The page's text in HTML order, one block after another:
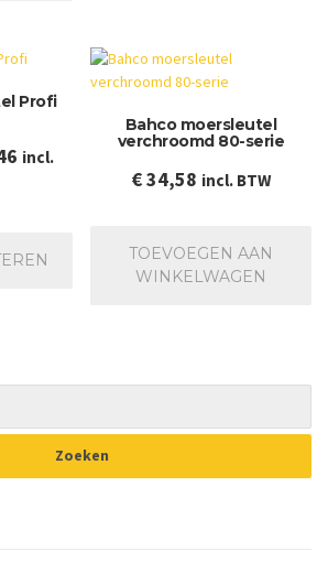
Profi
Prijsklasse:
incl.
kan
worden
op
de
Bahco moersleutel
verchroomd 80-serie
€34,58 incl. BTW
TOEVOEGEN AAN
WINKELWAGEN